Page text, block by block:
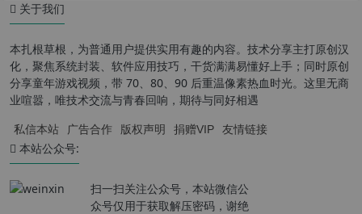
关于我们
本扎根草根，为普通用户提供实用有趣的内容。技术分享主打原创汉
化，聚焦系统封装、软件应用技巧，干货满满易懂好上手；同时原创
分享童年游戏视频，带 70、80、90 后重温像素热血时光。这里无商
业喧嚣，唯技术交流与青春回响，期待与同好相遇
私信本站 广告合作 版权声明 捐赠VIP 友情链接
本站公众号:
扫一扫关注公众号，本站微信公
众号仅用于获取解压密码，谢绝